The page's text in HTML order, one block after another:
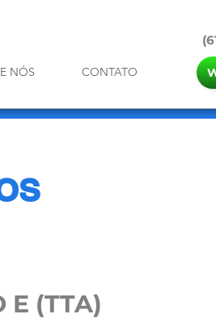
NÓS CONTATO
E (TTA)